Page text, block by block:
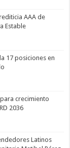
AAA de
Estable
17 posiciones en
crecimiento
2036
Latinos